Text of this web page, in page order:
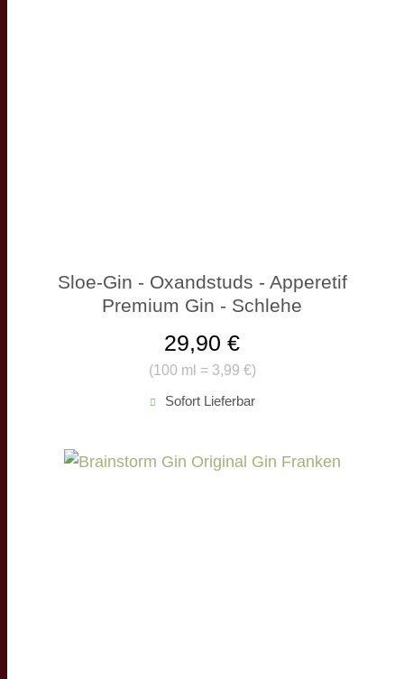
Sloe-Gin - Oxandstuds - Apperetif
Premium Gin - Schlehe
(100 ml = 3,99 €)
29,90 €
Sofort Lieferbar